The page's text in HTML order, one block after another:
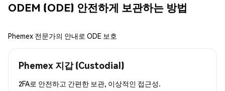
ODEM (ODE) 안전하게 보관하는 방법
Phemex 전문가의 안내로 ODE 보호
Phemex 지갑 (Custodial)
2FA로 안전하고 간편한 보관, 이상적인 접근성.